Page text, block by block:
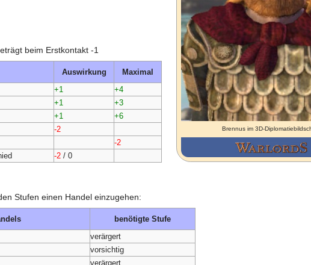
Brennus im 3D-
beim Erstkontakt -1
Auswirkung
Maximal
+1
+4
+1
+3
+1
+6
-2
-2
-2 / 0
Stufen einen Handel einzugehen:
benötigte Stufe
verärgert
vorsichtig
verärgert